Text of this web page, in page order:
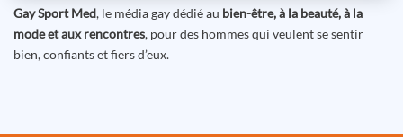
Gay Sport Med, le média gay dédié au bien-être, à la beauté, à la
mode et aux rencontres, pour des hommes qui veulent se sentir
bien, confiants et fiers d’eux.